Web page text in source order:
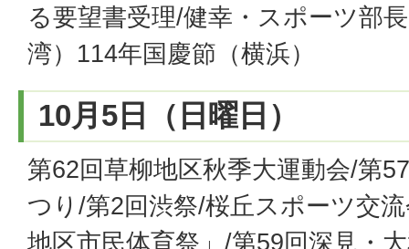
る要望書受理/健幸・スポーツ部
湾）114年国慶節（横浜）
10月5日（日曜日）
第62回草柳地区秋季大運動会/第
つり/第2回渋祭/桜丘スポーツ交
地区市民体育祭」/第59回深見・